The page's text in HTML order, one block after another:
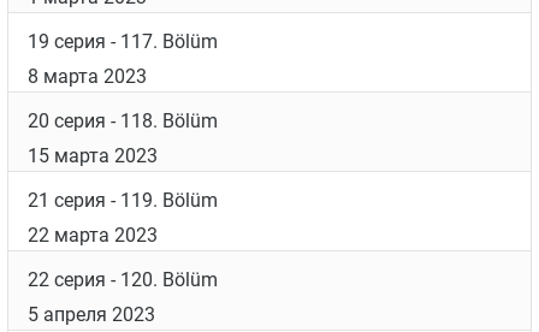
14 серия
- 112. Bölüm
11 января 2023
15 серия
- 113. Bölüm
18 января 2023
16 серия
- 114. Bölüm
25 января 2023
17 серия
- 115. Bölüm
1 февраля 2023